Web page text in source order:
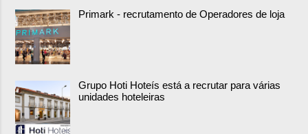
Primark - recrutamento de Operadores de loja
Grupo Hoti Hoteís está a recrutar para várias
unidades hoteleiras